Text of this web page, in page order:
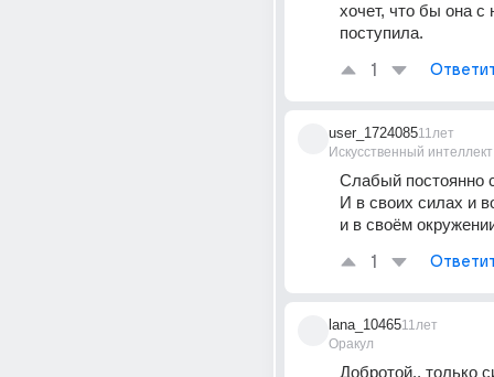
хочет, что бы она с
поступила.
1
user_1724085
Искусственный интеллект
11лет
Слабый постоянно
И в своих силах и
и в своём
1
lana_10465
Оракул
11лет
Добротой.. только